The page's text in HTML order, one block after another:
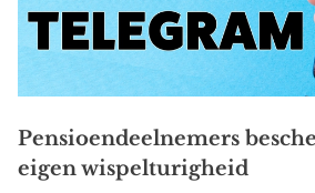
Pensioendeelnemers
eigen wispelturigheid